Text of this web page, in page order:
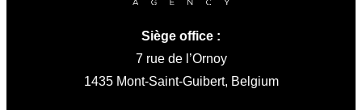
Siège office :
7 rue de l’Ornoy
1435 Mont-Saint-Guibert, Belgium